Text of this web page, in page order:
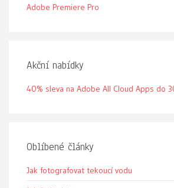
Adobe Premiere Pro
Akční nabídky
40% sleva na Adobe All Cloud Apps do
Oblíbené články
Jak fotografovat tekoucí vodu